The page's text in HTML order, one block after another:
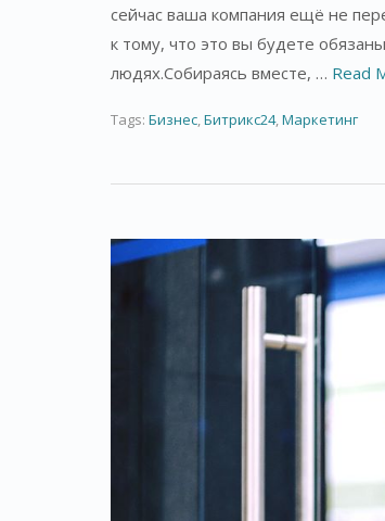
сейчас ваша компания ещё не
к тому, что это вы будете
людях.Собираясь вместе, … Read
Tags: Бизнес,Битрикс24,Маркетинг